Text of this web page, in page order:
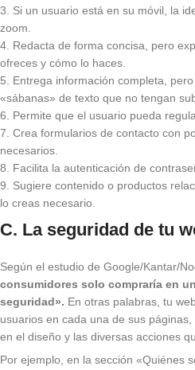
3. Si un usuario está en su móvil, la
zoom.
4. Redacta de forma concisa, pero
ofreces y cómo lo haces.
5. Entrega información completa,
«sábanas» de texto que no tengan
6. Permite que el usuario pueda
7. Crea formularios de contacto con
necesarios.
8. Facilita la autenticación de
9. Sugiere contenido o productos
lo creas necesario.
C. La seguridad de tu
Según el estudio de Google/Kantar/
consumidores solo compraría en
seguridad». En otras palabras, tu
usuarios en cada una de sus
en el diseño y las diversas acciones
Por ejemplo, en la sección «Quiénes